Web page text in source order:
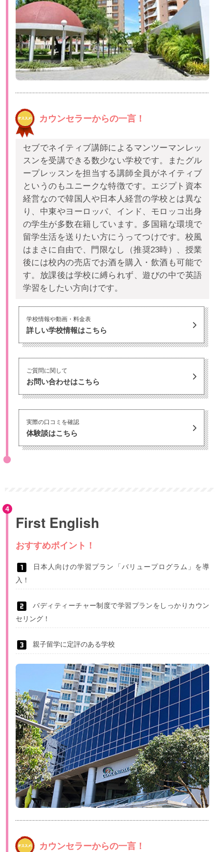
カウンセラーからの一言！
セブでネイティブ講師によるマンツーマンレッ
スンを受講できる数少ない学校です。またグル
ープレッスンを担当する講師全員がネイティブ
というのもユニークな特徴です。エジプト資本
経営なので韓国人や日本人経営の学校とは異な
り、中東やヨーロッパ、インド、モロッコ出身
の学生が多数在籍しています。多国籍な環境で
留学生活を送りたい方にうってつけです。校風
はまさに自由で、門限なし（推奨23時）、授業
後には校内の売店でお酒を購入・飲酒も可能で
す。放課後は学校に縛られず、遊びの中で英語
学習をしたい方向けです。
学校情報や動画・料金表
詳しい学校情報はこちら
ご質問に関して
お問い合わせはこちら
実際の口コミを確認
体験談はこちら
First English
おすすめポイント！
日本人向けの学習プラン「バリュープログラム」を導
入！
バディティーチャー制度で学習プランをしっかりカウン
セリング！
親子留学に定評のある学校
カウンセラーからの一言！